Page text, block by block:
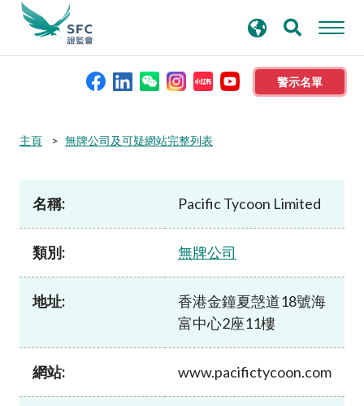
警示名單
本會簡介
規則及標準
資料庫
加入本會
尋
主頁 無牌公司及可疑網站完整列表
名稱: Pacific Tycoon Limited
類別: 無牌公司
地址:
香港金鐘夏愨道18號海
富中心2座11樓
網站: www.pacifictycoon.com